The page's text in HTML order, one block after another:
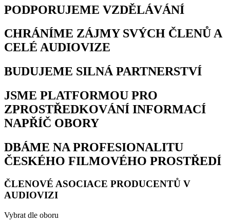
PODPORUJEME VZDĚLÁVÁNÍ
CHRÁNÍME ZÁJMY SVÝCH ČLENŮ A
CELÉ AUDIOVIZE
BUDUJEME SILNÁ PARTNERSTVÍ
JSME PLATFORMOU PRO
ZPROSTŘEDKOVÁNÍ INFORMACÍ
NAPŘÍČ OBORY
DBÁME NA PROFESIONALITU
ČESKÉHO FILMOVÉHO PROSTŘEDÍ
ČLENOVÉ ASOCIACE PRODUCENTŮ V
AUDIOVIZI
Vybrat dle oboru